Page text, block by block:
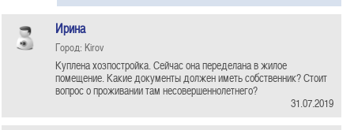
Ирина
Город: Kirov
Куплена хозпостройка. Сейчас она переделана в жилое
помещение. Какие документы должен иметь собственник? Стоит
вопрос о проживании там несовершеннолетнего?
31.07.2019